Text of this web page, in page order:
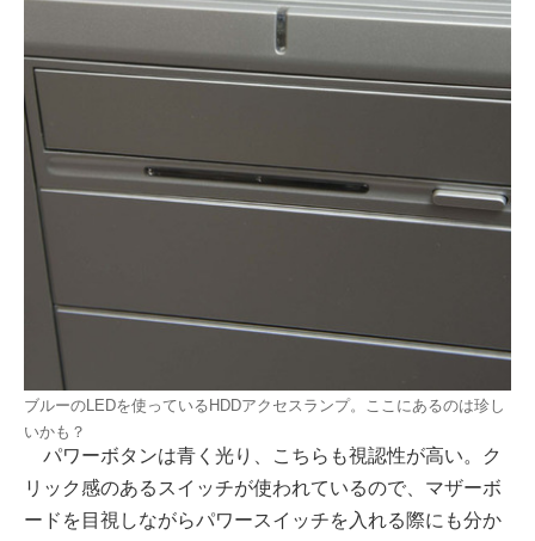
ブルーのLEDを使っているHDDアクセスランプ。ここにあるのは珍し
いかも？
パワーボタンは青く光り、こちらも視認性が高い。ク
リック感のあるスイッチが使われているので、マザーボ
ードを目視しながらパワースイッチを入れる際にも分か